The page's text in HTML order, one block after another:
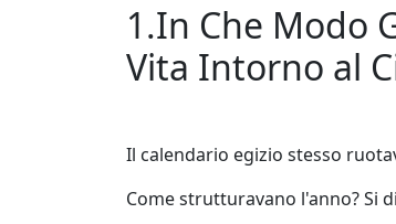
1.In Che Modo
Vita Intorno al
Il calendario egizio stesso
Come strutturavano l'anno? Si